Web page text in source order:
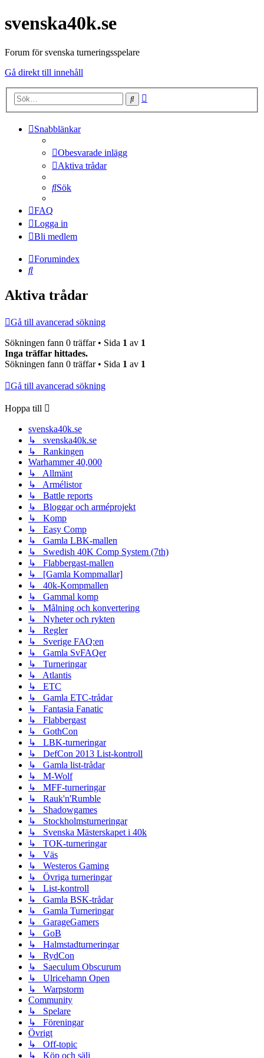
svenska40k.se
Forum för svenska turneringsspelare
Gå direkt till innehåll
Sök
Snabblänkar
Obesvarade inlägg
Aktiva trådar
Sök
FAQ
Logga in
Bli medlem
Forumindex
Sök
Aktiva trådar
Gå till avancerad sökning
Sökningen fann 0 träffar • Sida 1 av 1
Inga träffar hittades.
Sökningen fann 0 träffar • Sida 1 av 1
Gå till avancerad sökning
Hoppa till
svenska40k.se
↳ svenska40k.se
↳ Rankingen
Warhammer 40,000
↳ Allmänt
↳ Armélistor
↳ Battle reports
↳ Bloggar och arméprojekt
↳ Komp
↳ Easy Comp
↳ Gamla LBK-mallen
↳ Swedish 40K Comp System (7th)
↳ Flabbergast-mallen
↳ [Gamla Kompmallar]
↳ 40k-Kompmallen
↳ Gammal komp
↳ Målning och konvertering
↳ Nyheter och rykten
↳ Regler
↳ Sverige FAQ:en
↳ Gamla SvFAQer
↳ Turneringar
↳ Atlantis
↳ ETC
↳ Gamla ETC-trådar
↳ Fantasia Fanatic
↳ Flabbergast
↳ GothCon
↳ LBK-turneringar
↳ DefCon 2013 List-kontroll
↳ Gamla list-trådar
↳ M-Wolf
↳ MFF-turneringar
↳ Rauk'n'Rumble
↳ Shadowgames
↳ Stockholmsturneringar
↳ Svenska Mästerskapet i 40k
↳ TOK-turneringar
↳ Väs
↳ Westeros Gaming
↳ Övriga turneringar
↳ List-kontroll
↳ Gamla BSK-trådar
↳ Gamla Turneringar
↳ GarageGamers
↳ GoB
↳ Halmstadturneringar
↳ RydCon
↳ Saeculum Obscurum
↳ Ulricehamn Open
↳ Warpstorm
Community
↳ Spelare
↳ Föreningar
Övrigt
↳ Off-topic
↳ Köp och sälj